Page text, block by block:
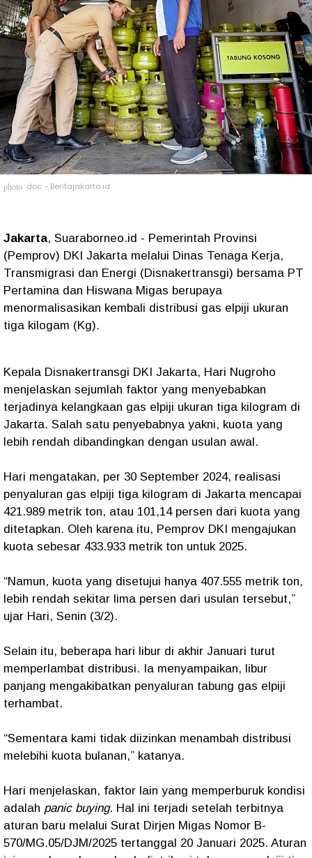
photo doc - Beritajakarta.id
Jakarta, Suaraborneo.id - Pemerintah Provinsi
(Pemprov) DKI Jakarta melalui Dinas Tenaga Kerja,
Transmigrasi dan Energi (Disnakertransgi) bersama PT
Pertamina dan Hiswana Migas berupaya
menormalisasikan kembali distribusi gas elpiji ukuran
tiga kilogam (Kg).
Kepala Disnakertransgi DKI Jakarta, Hari Nugroho
menjelaskan sejumlah faktor yang menyebabkan
terjadinya kelangkaan gas elpiji ukuran tiga kilogram di
Jakarta. Salah satu penyebabnya yakni, kuota yang
lebih rendah dibandingkan dengan usulan awal.
Hari mengatakan, per 30 September 2024, realisasi
penyaluran gas elpiji tiga kilogram di Jakarta mencapai
421.989 metrik ton, atau 101,14 persen dari kuota yang
ditetapkan. Oleh karena itu, Pemprov DKI mengajukan
kuota sebesar 433.933 metrik ton untuk 2025.
“Namun, kuota yang disetujui hanya 407.555 metrik ton,
lebih rendah sekitar lima persen dari usulan tersebut,”
ujar Hari, Senin (3/2).
Selain itu, beberapa hari libur di akhir Januari turut
memperlambat distribusi. Ia menyampaikan, libur
panjang mengakibatkan penyaluran tabung gas elpiji
terhambat.
“Sementara kami tidak diizinkan menambah distribusi
melebihi kuota bulanan,” katanya.
Hari menjelaskan, faktor lain yang memperburuk kondisi
adalah panic buying. Hal ini terjadi setelah terbitnya
aturan baru melalui Surat Dirjen Migas Nomor B-
570/MG.05/DJM/2025 tertanggal 20 Januari 2025. Aturan